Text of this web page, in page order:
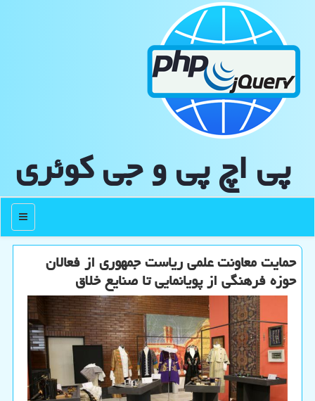
پی اچ پی و جی كوئری
منو
حمایت معاونت علمی ریاست جمهوری از فعالان
حوزه فرهنگی از پویانمایی تا صنایع خلاق